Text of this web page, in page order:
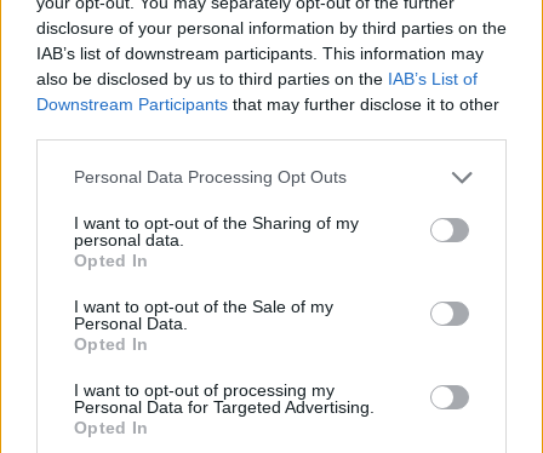
disclosure of your personal information by third parties on the
IAB’s list of downstream participants. This information may
also be disclosed by us to third parties on the IAB’s List of
Downstream Participants that may further disclose it to other
Personal Data Processing Opt Outs
I want to opt-out of the Sharing of my
personal data.
Opted In
I want to opt-out of the Sale of my
Personal Data.
Opted In
I want to opt-out of processing my
Personal Data for Targeted Advertising.
Opted In
πληρώματος ιστιοπλοϊκού, που
συμμετείχε στην Ρεγκάτα που είναι σε
ΤΕΛΕΥΤΑΙΕΣ ΕΙΔΗΣΕΙΣ
Συντάξεις Ιουνίου 2026: Τι θα ισχύσει; Πότε θα
γίνουν οι πληρωμές;